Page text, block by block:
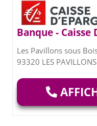
Banque - Caisse
Les Pavillons sous
93320 LES